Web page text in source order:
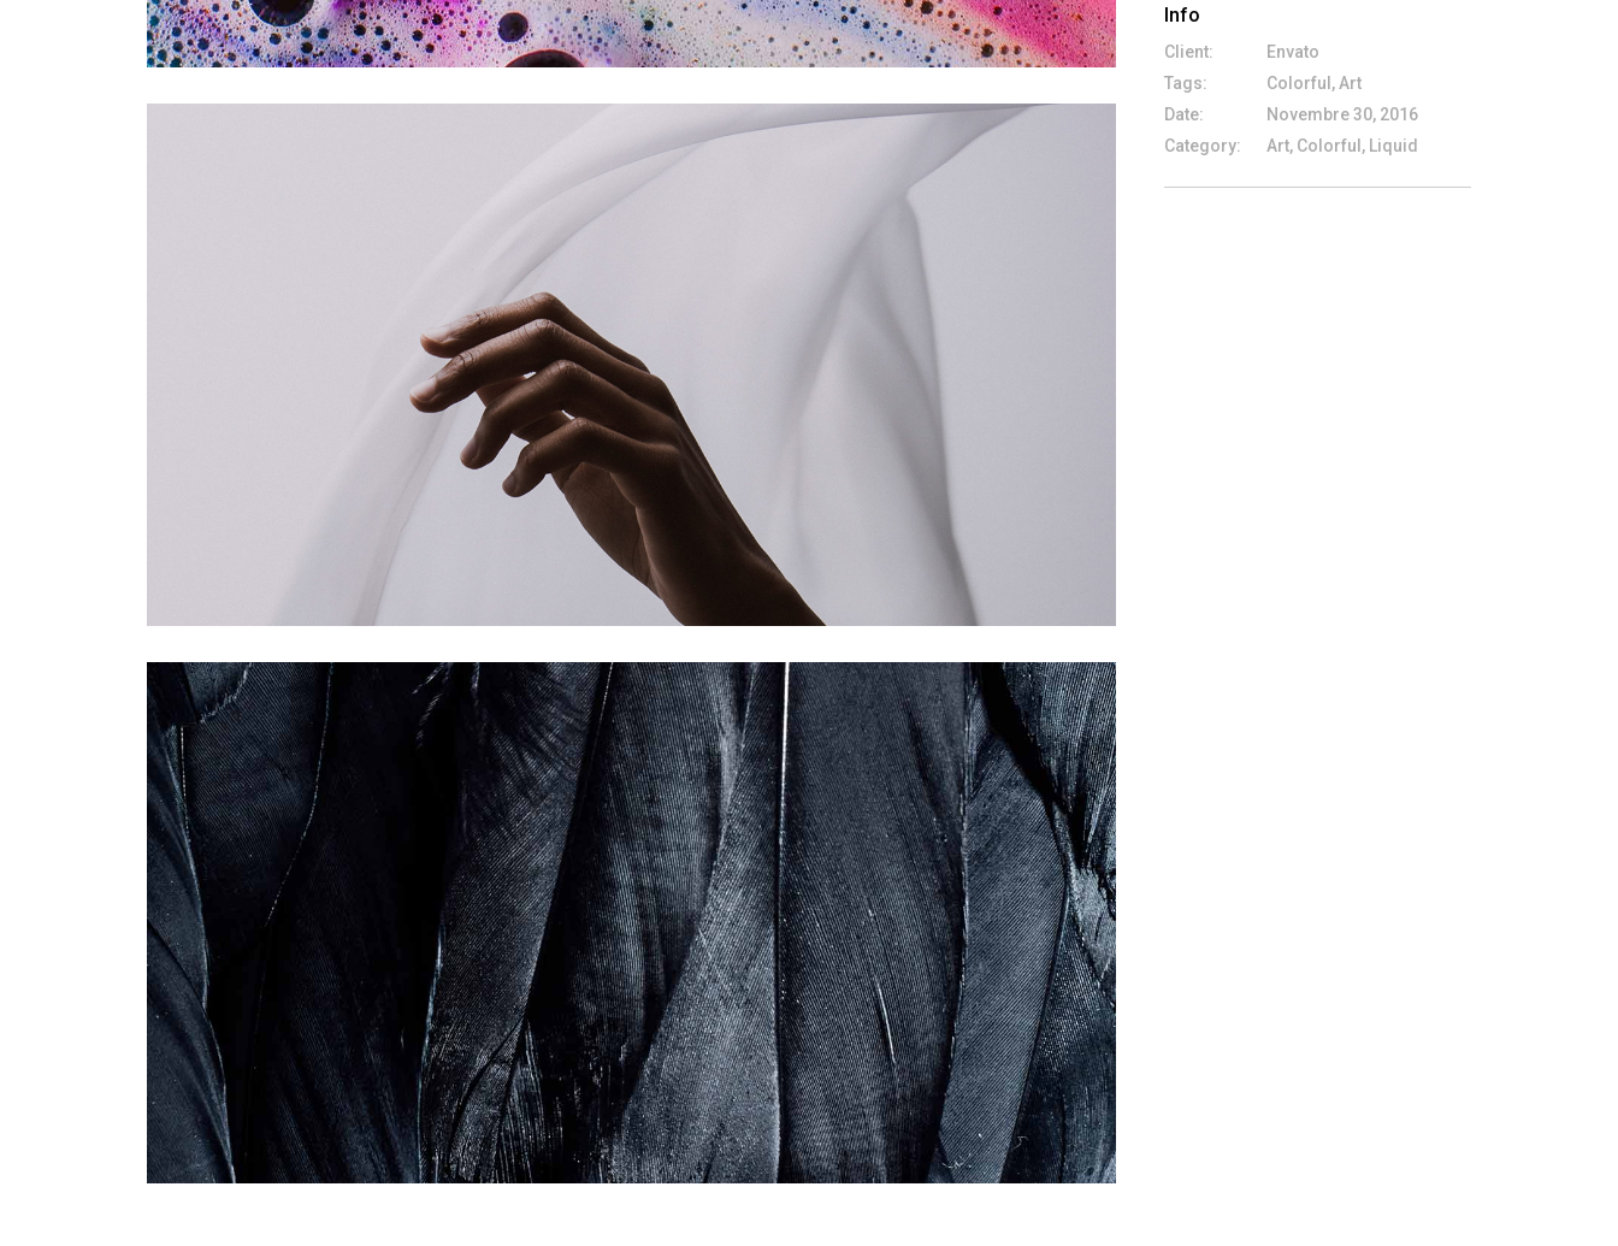
Info
Client:
Envato
Tags:
Colorful, Art
Date:
Novembre 30, 2016
Category:
Art, Colorful, Liquid